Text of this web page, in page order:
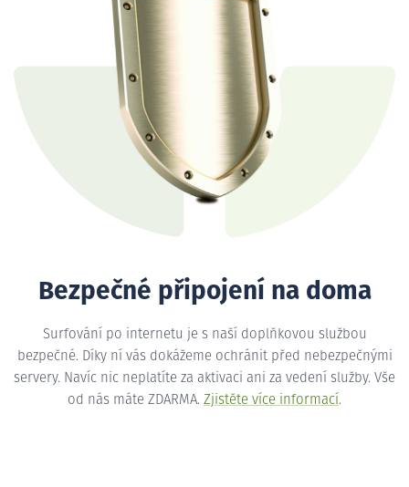
Bezpečné připojení na doma
Surfování po internetu je s naší doplňkovou službou
bezpečné. Díky ní vás dokážeme ochránit před nebezpečnými
servery. Navíc nic neplatíte za aktivaci ani za vedení služby. Vše
od nás máte ZDARMA. Zjistěte více informací.